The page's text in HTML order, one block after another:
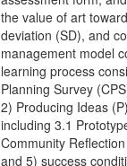
the value of art
deviation (SD), and
management model
learning process
Planning Survey
2) Producing Ideas
including 3.1
Community
and 5) success